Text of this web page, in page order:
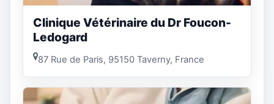
Clinique Vétérinaire du Dr Foucon-
Ledogard
87 Rue de Paris, 95150 Taverny, France